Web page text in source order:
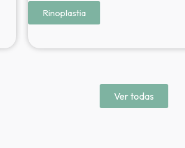
Rinoplastia
Ver todas